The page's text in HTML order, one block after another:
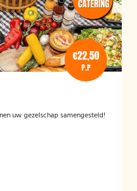
€22,50
P.P
uw gezelschap samengesteld!